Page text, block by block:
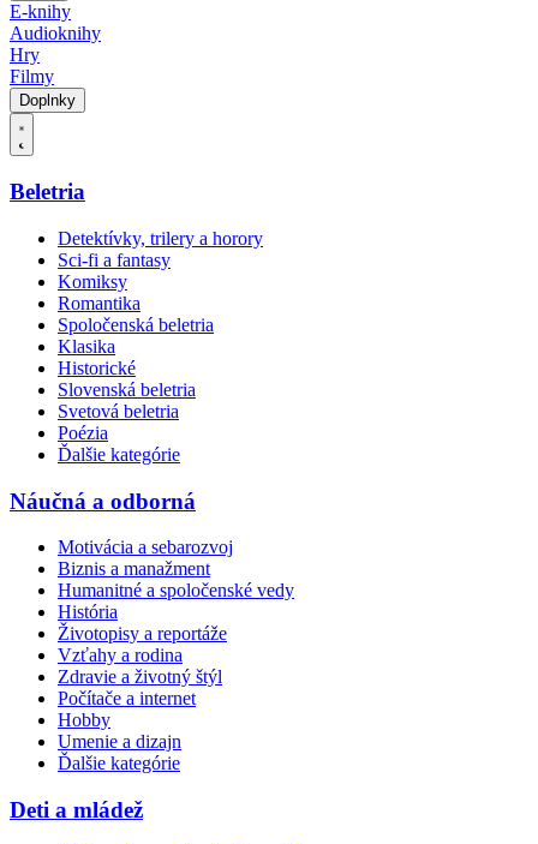
E-knihy
Audioknihy
Hry
Filmy
Doplnky
Beletria
Detektívky, trilery a horory
Sci-fi a fantasy
Komiksy
Romantika
Spoločenská beletria
Klasika
Historické
Slovenská beletria
Svetová beletria
Poézia
Ďalšie kategórie
Náučná a odborná
Motivácia a sebarozvoj
Biznis a manažment
Humanitné a spoločenské vedy
História
Životopisy a reportáže
Vzťahy a rodina
Zdravie a životný štýl
Počítače a internet
Hobby
Umenie a dizajn
Ďalšie kategórie
Deti a mládež